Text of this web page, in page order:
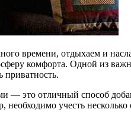
времени, отдыхаем и
комфорта. Одной из
приватность.
— это отличный способ
учесть